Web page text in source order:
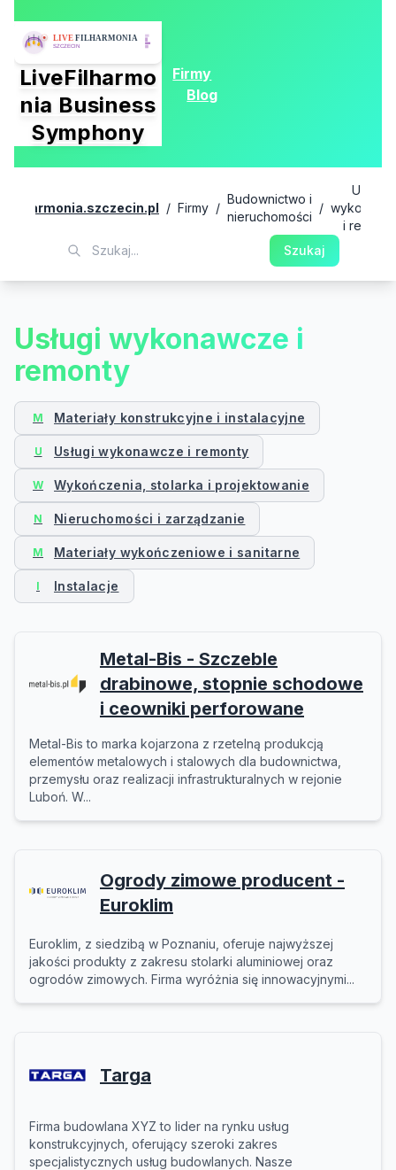
LiveFilharmo
nia Business
Symphony
Firmy
Blog
/ Firmy /
Budownictwo i
nieruchomości
/
Usługi
i remonty
Szukaj
Usługi wykonawcze i
remonty
M Materiały konstrukcyjne i instalacyjne
U Usługi wykonawcze i remonty
W Wykończenia, stolarka i projektowanie
N Nieruchomości i zarządzanie
M Materiały wykończeniowe i sanitarne
I Instalacje
Metal-Bis - Szczeble
drabinowe, stopnie schodowe
i ceowniki perforowane
Metal-Bis to marka kojarzona z rzetelną produkcją
elementów metalowych i stalowych dla budownictwa,
przemysłu oraz realizacji infrastrukturalnych w rejonie
Luboń. W...
Ogrody zimowe producent -
Euroklim
Euroklim, z siedzibą w Poznaniu, oferuje najwyższej
jakości produkty z zakresu stolarki aluminiowej oraz
ogrodów zimowych. Firma wyróżnia się innowacyjnymi...
Targa
Firma budowlana XYZ to lider na rynku usług
konstrukcyjnych, oferujący szeroki zakres
specjalistycznych usług budowlanych. Nasze